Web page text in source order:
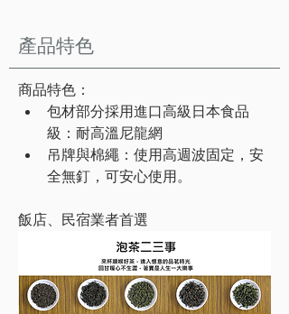
產品特色
商品特色：
包材部分採用進口高級日本食品
級：耐高溫尼龍網
吊牌與棉繩：使用高週波固定，安
全無釘，可安心使用。
飯店、民宿業者首選